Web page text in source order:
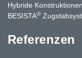
Hybride Konstruktionen
BESISTA®
Referenzen